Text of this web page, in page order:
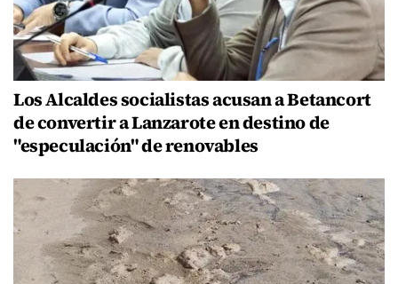
Los Alcaldes socialistas acusan a Betancort
de convertir a Lanzarote en destino de
"especulación" de renovables